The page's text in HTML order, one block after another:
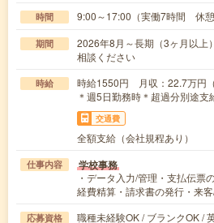
時間 9:00～17:00（実働7時間 休
期間
2026年8月～長期（3ヶ月以上
相談ください
時給
時給1550円 月収：22.7万円
＊週5日勤務時＊超過分別途支
交通費
全額支給（会社規程あり）
仕事内容 学校事務
・データ入力/管理・支払伝票
経費精算・請求書の発行・来
応募資格 職種未経験OK / ブランクOK /